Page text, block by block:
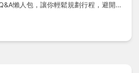
懶人包，讓你輕鬆規劃行程，避開